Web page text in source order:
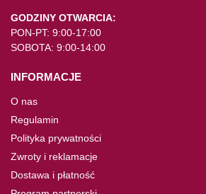
GODZINY OTWARCIA:
PON-PT: 9:00-17:00
SOBOTA: 9:00-14:00
INFORMACJE
O nas
Regulamin
Polityka prywatności
Zwroty i reklamacje
Dostawa i płatność